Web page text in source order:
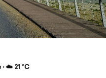
☁️ 21 °C